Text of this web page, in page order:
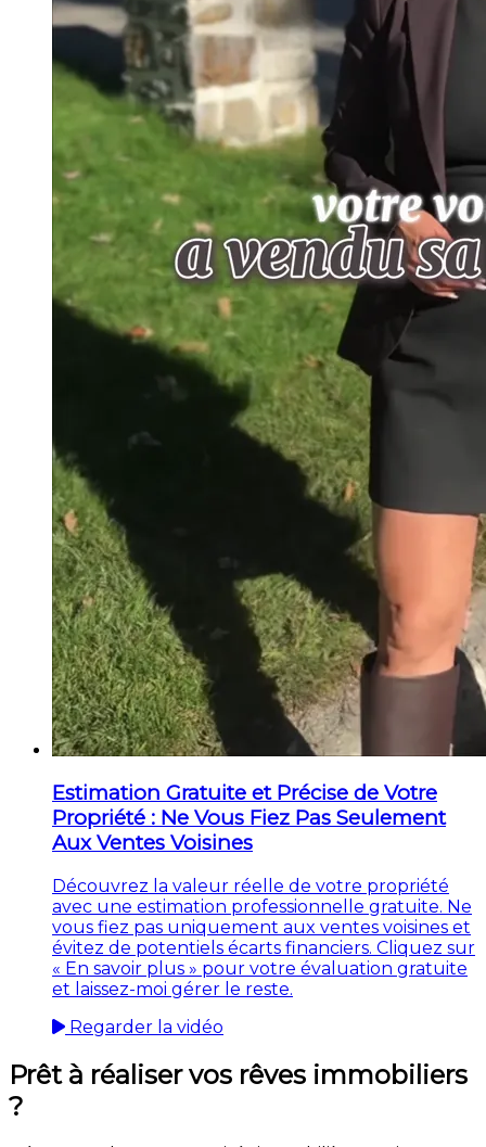
Estimation Gratuite et Précise de Votre
Propriété : Ne Vous Fiez Pas Seulement
Aux Ventes Voisines
Découvrez la valeur réelle de votre propriété
avec une estimation professionnelle gratuite. Ne
vous fiez pas uniquement aux ventes voisines et
évitez de potentiels écarts financiers. Cliquez sur
« En savoir plus » pour votre évaluation gratuite
et laissez-moi gérer le reste.
Regarder la vidéo
Prêt à réaliser vos rêves immobiliers
?